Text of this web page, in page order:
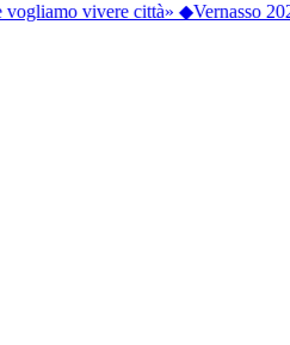
vivere città»◆ Vernasso